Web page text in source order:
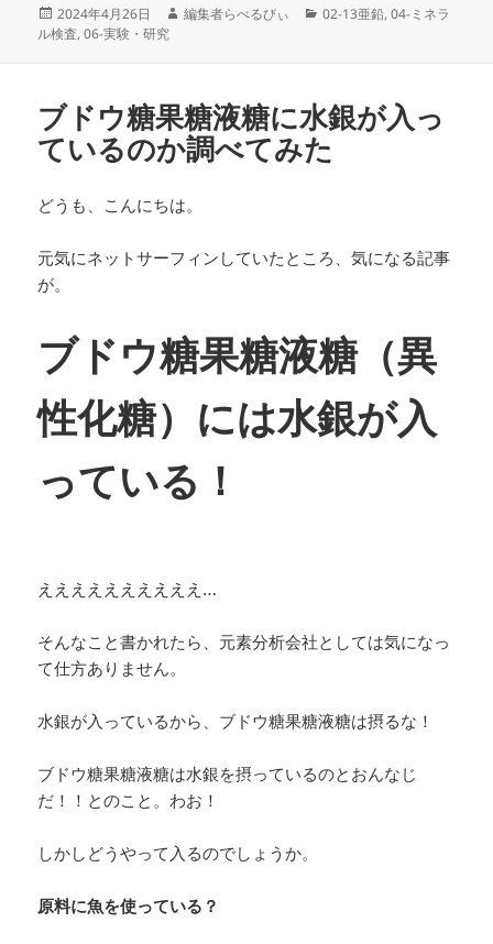
投
稿
2024年4月26日
作
編集者らべるびぃ
カ
02-13亜鉛,04-ミネラ
ル検査,06-実験・研究
ブドウ糖果糖液糖に水銀が入っ
ているのか調べてみた
どうも、こんにちは。
元気にネットサーフィンしていたところ、気になる記事
が。
ブドウ糖果糖液糖（異
性化糖）には水銀が入
っている！
ええええええええええ…
そんなこと書かれたら、元素分析会社としては気になっ
て仕方ありません。
水銀が入っているから、ブドウ糖果糖液糖は摂るな！
ブドウ糖果糖液糖は水銀を摂っているのとおんなじ
だ！！とのこと。わお！
しかしどうやって入るのでしょうか。
原料に魚を使っている？